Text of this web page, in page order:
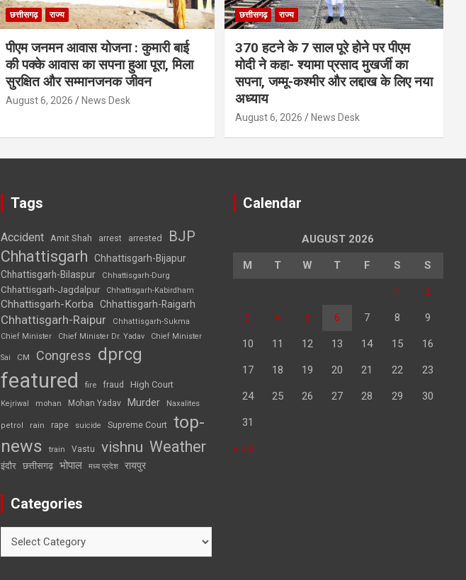
छत्तीसगढ़ राज्य
पीएम जनमन आवास योजना : कुमारी बाई
की पक्के आवास का सपना हुआ पूरा, मिला
सुरक्षित और सम्मानजनक जीवन
August 6, 2026 News Desk
छत्तीसगढ़ राज्य
370 हटने के 7 साल पूरे होने पर पीएम
मोदी ने कहा- श्यामा प्रसाद मुखर्जी का
सपना, जम्मू-कश्मीर और लद्दाख के लिए नया
अध्याय
August 6, 2026 News Desk
Tags
Accident Amit Shah arrest arrested BJP
Chhattisgarh
Chhattisgarh-Bijapur
Chhattisgarh-Bilaspur
Chhattisgarh-Durg
Chhattisgarh-Jagdalpur Chhattisgarh-Kabirdham
Chhattisgarh-Korba Chhattisgarh-Raigarh
Chhattisgarh-Raipur
Chhattisgarh-Sukma
Chief Minister
Chief Minister Dr. Yadav Chief Minister
Sai CM Congress dprcg
featured fire fraud High Court
Kejriwal mohan Mohan Yadav Murder Naxalites
petrol rain rape suicide Supreme Court top-
news
train Vastu vishnu Weather
इंदौर छत्तीसगढ़ भोपाल मध्य प्रदेश रायपुर
Categories
Calendar
AUGUST 2026
M T W T F S S
1 2
3 4 5 6 7 8 9
10 11 12 13 14 15 16
17 18 19 20 21 22 23
24 25 26 27 28 29 30
31
« Jul